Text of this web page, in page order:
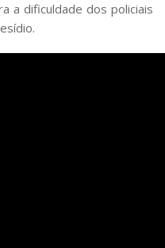
a dificuldade dos policiais